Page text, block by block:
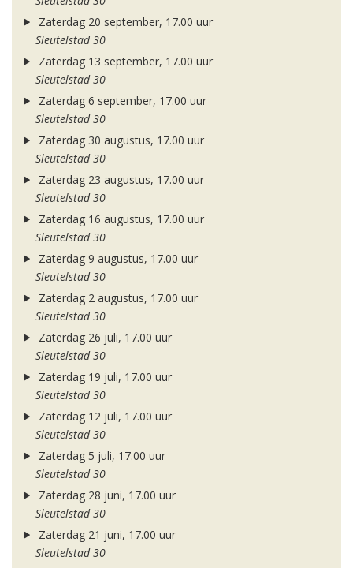
Zaterdag 20 september, 17.00 uur
Sleutelstad 30
Zaterdag 13 september, 17.00 uur
Sleutelstad 30
Zaterdag 6 september, 17.00 uur
Sleutelstad 30
Zaterdag 30 augustus, 17.00 uur
Sleutelstad 30
Zaterdag 23 augustus, 17.00 uur
Sleutelstad 30
Zaterdag 16 augustus, 17.00 uur
Sleutelstad 30
Zaterdag 9 augustus, 17.00 uur
Sleutelstad 30
Zaterdag 2 augustus, 17.00 uur
Sleutelstad 30
Zaterdag 26 juli, 17.00 uur
Sleutelstad 30
Zaterdag 19 juli, 17.00 uur
Sleutelstad 30
Zaterdag 12 juli, 17.00 uur
Sleutelstad 30
Zaterdag 5 juli, 17.00 uur
Sleutelstad 30
Zaterdag 28 juni, 17.00 uur
Sleutelstad 30
Zaterdag 21 juni, 17.00 uur
Sleutelstad 30